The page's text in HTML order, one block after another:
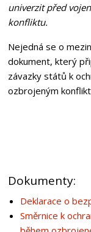
univerzit před
konfliktu.
Nejedná se o
dokument, který
závazky států k
ozbrojeným
Dokumenty:
Deklarace o
Směrnice k